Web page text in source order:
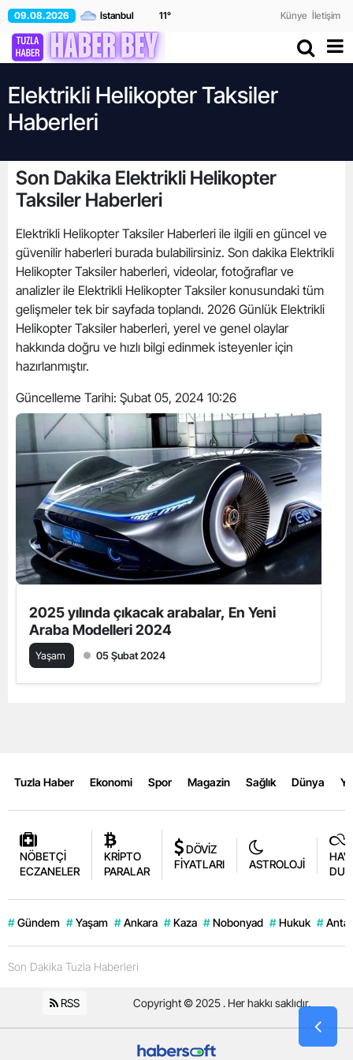
09.08.2026 11° Künye İletişim
Elektrikli Helikopter Taksiler
Haberleri
Son Dakika Elektrikli Helikopter
Taksiler Haberleri
Elektrikli Helikopter Taksiler Haberleri ile ilgili en güncel ve
güvenilir haberleri burada bulabilirsiniz. Son dakika Elektrikli
Helikopter Taksiler haberleri, videolar, fotoğraflar ve
analizler ile Elektrikli Helikopter Taksiler konusundaki tüm
gelişmeler tek bir sayfada toplandı. 2026 Günlük Elektrikli
Helikopter Taksiler haberleri, yerel ve genel olaylar
hakkında doğru ve hızlı bilgi edinmek isteyenler için
hazırlanmıştır.
Güncelleme Tarihi: Şubat 05, 2024 10:26
2025 yılında çıkacak arabalar, En Yeni
Araba Modelleri 2024
Yaşam 05 Şubat 2024
Tuzla Haber Ekonomi Spor Magazin Sağlık Dünya
NÖBETÇİ
ECZANELER
KRİPTO
PARALAR
DÖVİZ
FİYATLARI
ASTROLOJİ
# Gündem # Yaşam # Ankara # Kaza # Nobonyad # Hukuk #
Son Dakika Tuzla Haberleri
RSS Copyright © 2025 . Her hakkı saklıdır.